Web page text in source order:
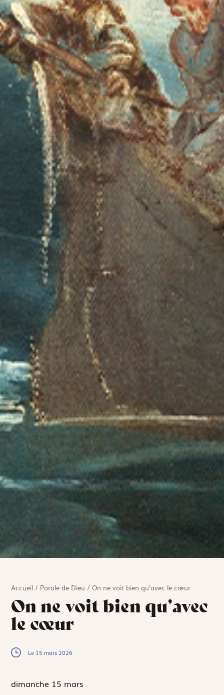
Accueil / Parole de Dieu /On ne voit bien qu’avec le cœur
On ne voit bien qu’avec
le cœur
Le 15 mars 2026
dimanche 15 mars